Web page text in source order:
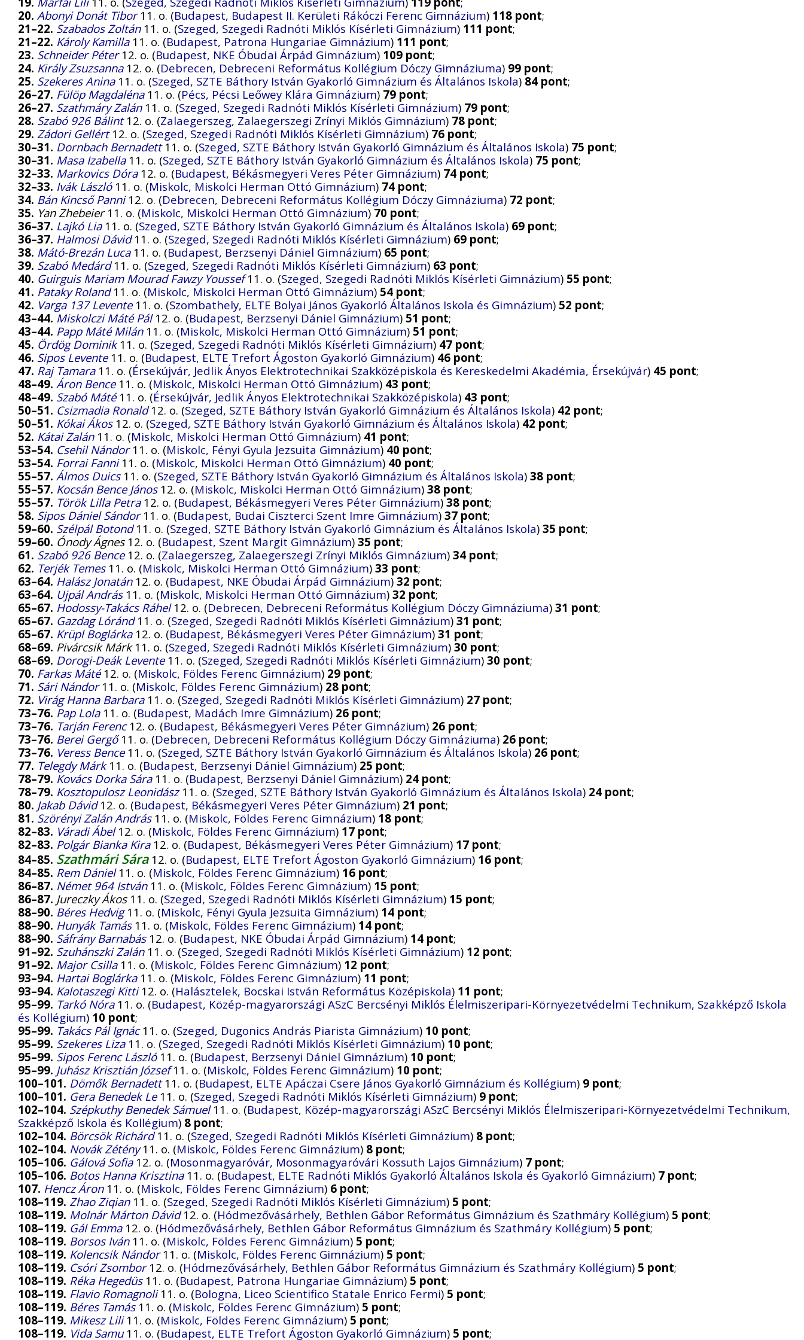
20. Abonyi Donát Tibor11. o. (Budapest, Budapest II. Kerületi Rákóczi Ferenc Gimnázium) 118 pont;
21–22. Szabados Zoltán 11. o. (Szeged, Szegedi Radnóti Miklós Kísérleti Gimnázium) 111 pont;
21–22. Károly Kamilla 11. o. (Budapest, Patrona Hungariae Gimnázium) 111 pont;
23. Schneider Péter12. o. (Budapest, NKE Óbudai Árpád Gimnázium) 109 pont;
24. Király Zsuzsanna 12. o. (Debrecen, Debreceni Református Kollégium Dóczy Gimnáziuma) 99 pont;
25. Szekeres Anina11. o. (Szeged, SZTE Báthory István Gyakorló Gimnázium és Általános Iskola) 84 pont;
26–27. Fülöp Magdaléna11. o. (Pécs, Pécsi Leőwey Klára Gimnázium) 79 pont;
26–27. Szathmáry Zalán11. o. (Szeged, Szegedi Radnóti Miklós Kísérleti Gimnázium) 79 pont;
28. Szabó 926 Bálint12. o. (Zalaegerszeg, Zalaegerszegi Zrínyi Miklós Gimnázium) 78 pont;
29. Zádori Gellért12. o. (Szeged, Szegedi Radnóti Miklós Kísérleti Gimnázium) 76 pont;
30–31. Dornbach Bernadett11. o. (Szeged, SZTE Báthory István Gyakorló Gimnázium és Általános Iskola) 75 pont;
30–31. Masa Izabella11. o. (Szeged, SZTE Báthory István Gyakorló Gimnázium és Általános Iskola) 75 pont;
32–33. Markovics Dóra12. o. (Budapest, Békásmegyeri Veres Péter Gimnázium) 74 pont;
32–33. Ivák László11. o. (Miskolc, Miskolci Herman Ottó Gimnázium) 74 pont;
34. Bán Kincső Panni12. o. (Debrecen, Debreceni Református Kollégium Dóczy Gimnáziuma) 72 pont;
35. Yan Zhebeier11. o. (Miskolc, Miskolci Herman Ottó Gimnázium) 70 pont;
36–37. Lajkó Lia11. o. (Szeged, SZTE Báthory István Gyakorló Gimnázium és Általános Iskola) 69 pont;
36–37. Halmosi Dávid11. o. (Szeged, Szegedi Radnóti Miklós Kísérleti Gimnázium) 69 pont;
38. Mátó-Brezán Luca11. o. (Budapest, Berzsenyi Dániel Gimnázium) 65 pont;
39. Szabó Medárd11. o. (Szeged, Szegedi Radnóti Miklós Kísérleti Gimnázium) 63 pont;
40. Guirguis Mariam Mourad Fawzy Youssef11. o. (Szeged, Szegedi Radnóti Miklós Kísérleti Gimnázium) 55 pont;
41. Pataky Roland11. o. (Miskolc, Miskolci Herman Ottó Gimnázium) 54 pont;
42. Varga 137 Levente11. o. (Szombathely, ELTE Bolyai János Gyakorló Általános Iskola és Gimnázium) 52 pont;
43–44. Miskolczi Máté Pál12. o. (Budapest, Berzsenyi Dániel Gimnázium) 51 pont;
43–44. Papp Máté Milán11. o. (Miskolc, Miskolci Herman Ottó Gimnázium) 51 pont;
45. Ördög Dominik11. o. (Szeged, Szegedi Radnóti Miklós Kísérleti Gimnázium) 47 pont;
46. Sipos Levente11. o. (Budapest, ELTE Trefort Ágoston Gyakorló Gimnázium) 46 pont;
47. Raj Tamara11. o. (Érsekújvár, Jedlik Ányos Elektrotechnikai Szakközépiskola és Kereskedelmi Akadémia, Érsekújvár) 45 pont;
48–49. Áron Bence11. o. (Miskolc, Miskolci Herman Ottó Gimnázium) 43 pont;
48–49. Szabó Máté11. o. (Érsekújvár, Jedlik Ányos Elektrotechnikai Szakközépiskola) 43 pont;
50–51. Csizmadia Ronald12. o. (Szeged, SZTE Báthory István Gyakorló Gimnázium és Általános Iskola) 42 pont;
50–51. Kókai Ákos12. o. (Szeged, SZTE Báthory István Gyakorló Gimnázium és Általános Iskola) 42 pont;
52. Kátai Zalán11. o. (Miskolc, Miskolci Herman Ottó Gimnázium) 41 pont;
53–54. Csehil Nándor11. o. (Miskolc, Fényi Gyula Jezsuita Gimnázium) 40 pont;
53–54. Forrai Fanni11. o. (Miskolc, Miskolci Herman Ottó Gimnázium) 40 pont;
55–57. Álmos Duics11. o. (Szeged, SZTE Báthory István Gyakorló Gimnázium és Általános Iskola) 38 pont;
55–57. Kocsán Bence János12. o. (Miskolc, Miskolci Herman Ottó Gimnázium) 38 pont;
55–57. Török Lilla Petra12. o. (Budapest, Békásmegyeri Veres Péter Gimnázium) 38 pont;
58. Sipos Dániel Sándor11. o. (Budapest, Budai Ciszterci Szent Imre Gimnázium) 37 pont;
59–60. Szélpál Botond11. o. (Szeged, SZTE Báthory István Gyakorló Gimnázium és Általános Iskola) 35 pont;
59–60. Ónody Ágnes12. o. (Budapest, Szent Margit Gimnázium) 35 pont;
61. Szabó 926 Bence12. o. (Zalaegerszeg, Zalaegerszegi Zrínyi Miklós Gimnázium) 34 pont;
62. Terjék Temes11. o. (Miskolc, Miskolci Herman Ottó Gimnázium) 33 pont;
63–64. Halász Jonatán12. o. (Budapest, NKE Óbudai Árpád Gimnázium) 32 pont;
63–64. Ujpál András11. o. (Miskolc, Miskolci Herman Ottó Gimnázium) 32 pont;
65–67. Hodossy-Takács Ráhel12. o. (Debrecen, Debreceni Református Kollégium Dóczy Gimnáziuma) 31 pont;
65–67. Gazdag Lóránd11. o. (Szeged, Szegedi Radnóti Miklós Kísérleti Gimnázium) 31 pont;
65–67. Krüpl Boglárka12. o. (Budapest, Békásmegyeri Veres Péter Gimnázium) 31 pont;
68–69. Pivárcsik Márk11. o. (Szeged, Szegedi Radnóti Miklós Kísérleti Gimnázium) 30 pont;
68–69. Dorogi-Deák Levente11. o. (Szeged, Szegedi Radnóti Miklós Kísérleti Gimnázium) 30 pont;
70. Farkas Máté12. o. (Miskolc, Földes Ferenc Gimnázium) 29 pont;
71. Sári Nándor11. o. (Miskolc, Földes Ferenc Gimnázium) 28 pont;
72. Virág Hanna Barbara11. o. (Szeged, Szegedi Radnóti Miklós Kísérleti Gimnázium) 27 pont;
73–76. Pap Lola11. o. (Budapest, Madách Imre Gimnázium) 26 pont;
73–76. Tarján Ferenc12. o. (Budapest, Békásmegyeri Veres Péter Gimnázium) 26 pont;
73–76. Berei Gergő11. o. (Debrecen, Debreceni Református Kollégium Dóczy Gimnáziuma) 26 pont;
73–76. Veress Bence11. o. (Szeged, SZTE Báthory István Gyakorló Gimnázium és Általános Iskola) 26 pont;
77. Telegdy Márk11. o. (Budapest, Berzsenyi Dániel Gimnázium) 25 pont;
78–79. Kovács Dorka Sára11. o. (Budapest, Berzsenyi Dániel Gimnázium) 24 pont;
78–79. Kosztopulosz Leonidász11. o. (Szeged, SZTE Báthory István Gyakorló Gimnázium és Általános Iskola) 24 pont;
80. Jakab Dávid12. o. (Budapest, Békásmegyeri Veres Péter Gimnázium) 21 pont;
81. Szörényi Zalán András 11. o. (Miskolc, Földes Ferenc Gimnázium) 18 pont;
82–83. Váradi Ábel12. o. (Miskolc, Földes Ferenc Gimnázium) 17 pont;
82–83. Polgár Bianka Kira12. o. (Budapest, Békásmegyeri Veres Péter Gimnázium) 17 pont;
84–85. Szathmári Sára12. o. (Budapest, ELTE Trefort Ágoston Gyakorló Gimnázium) 16 pont;
84–85. Rem Dániel11. o. (Miskolc, Földes Ferenc Gimnázium) 16 pont;
86–87. Német 964 István 11. o. (Miskolc, Földes Ferenc Gimnázium) 15 pont;
86–87. Jureczky Ákos11. o. (Szeged, Szegedi Radnóti Miklós Kísérleti Gimnázium) 15 pont;
88–90. Béres Hedvig11. o. (Miskolc, Fényi Gyula Jezsuita Gimnázium) 14 pont;
88–90. Hunyák Tamás 11. o. (Miskolc, Földes Ferenc Gimnázium) 14 pont;
88–90. Sáfrány Barnabás12. o. (Budapest, NKE Óbudai Árpád Gimnázium) 14 pont;
91–92. Szuhánszki Zalán11. o. (Szeged, Szegedi Radnóti Miklós Kísérleti Gimnázium) 12 pont;
91–92. Major Csilla11. o. (Miskolc, Földes Ferenc Gimnázium) 12 pont;
93–94. Hartai Boglárka11. o. (Miskolc, Földes Ferenc Gimnázium) 11 pont;
93–94. Kalotaszegi Kitti12. o. (Halásztelek, Bocskai István Református Középiskola) 11 pont;
95–99. Tarkó Nóra11. o. (Budapest, Közép-magyarországi ASzC Bercsényi Miklós Élelmiszeripari-Környezetvédelmi Technikum, Szakképző Iskola
és Kollégium) 10 pont;
95–99. Takács Pál Ignác11. o. (Szeged, Dugonics András Piarista Gimnázium) 10 pont;
95–99. Szekeres Liza 11. o. (Szeged, Szegedi Radnóti Miklós Kísérleti Gimnázium) 10 pont;
95–99. Sipos Ferenc László11. o. (Budapest, Berzsenyi Dániel Gimnázium) 10 pont;
95–99. Juhász Krisztián József11. o. (Miskolc, Földes Ferenc Gimnázium) 10 pont;
100–101. Dömők Bernadett11. o. (Budapest, ELTE Apáczai Csere János Gyakorló Gimnázium és Kollégium) 9 pont;
100–101. Gera Benedek Le11. o. (Szeged, Szegedi Radnóti Miklós Kísérleti Gimnázium) 9 pont;
102–104. Szépkuthy Benedek Sámuel11. o. (Budapest, Közép-magyarországi ASzC Bercsényi Miklós Élelmiszeripari-Környezetvédelmi Technikum,
Szakképző Iskola és Kollégium) 8 pont;
102–104. Börcsök Richárd11. o. (Szeged, Szegedi Radnóti Miklós Kísérleti Gimnázium) 8 pont;
102–104. Novák Zétény11. o. (Miskolc, Földes Ferenc Gimnázium) 8 pont;
105–106. Gálová Sofia12. o. (Mosonmagyaróvár, Mosonmagyaróvári Kossuth Lajos Gimnázium) 7 pont;
105–106. Botos Hanna Krisztina11. o. (Budapest, ELTE Radnóti Miklós Gyakorló Általános Iskola és Gyakorló Gimnázium) 7 pont;
107. Hencz Áron11. o. (Miskolc, Földes Ferenc Gimnázium) 6 pont;
108–119. Zhao Ziqian11. o. (Szeged, Szegedi Radnóti Miklós Kísérleti Gimnázium) 5 pont;
108–119. Molnár Márton Dávid12. o. (Hódmezővásárhely, Bethlen Gábor Református Gimnázium és Szathmáry Kollégium) 5 pont;
108–119. Gál Emma12. o. (Hódmezővásárhely, Bethlen Gábor Református Gimnázium és Szathmáry Kollégium) 5 pont;
108–119. Borsos Iván11. o. (Miskolc, Földes Ferenc Gimnázium) 5 pont;
108–119. Kolencsik Nándor11. o. (Miskolc, Földes Ferenc Gimnázium) 5 pont;
108–119. Csóri Zsombor12. o. (Hódmezővásárhely, Bethlen Gábor Református Gimnázium és Szathmáry Kollégium) 5 pont;
108–119. Réka Hegedüs11. o. (Budapest, Patrona Hungariae Gimnázium) 5 pont;
108–119. Flavio Romagnoli11. o. (Bologna, Liceo Scientifico Statale Enrico Fermi) 5 pont;
108–119. Béres Tamás11. o. (Miskolc, Földes Ferenc Gimnázium) 5 pont;
108–119. Mikesz Lili11. o. (Miskolc, Földes Ferenc Gimnázium) 5 pont;
108–119. Vida Samu11. o. (Budapest, ELTE Trefort Ágoston Gyakorló Gimnázium) 5 pont;